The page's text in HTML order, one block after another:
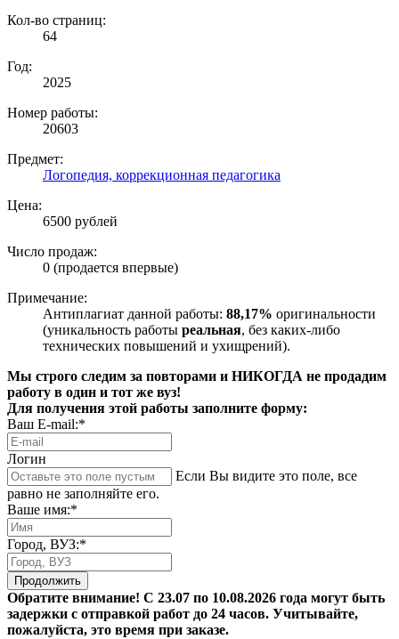
Кол-во страниц:
64
Год:
2025
Номер работы:
20603
Предмет:
Логопедия, коррекционная педагогика
Цена:
6500 рублей
Число продаж:
0 (продается впервые)
Примечание:
Антиплагиат данной работы: 88,17% оригинальности
(уникальность работы реальная, без каких-либо
технических повышений и ухищрений).
Мы строго следим за повторами и НИКОГДА не продадим
работу в один и тот же вуз!
Для получения этой работы заполните форму:
Ваш E-mail:*
Логин
Если Вы видите это поле, все
равно не заполняйте его.
Ваше имя:*
Город, ВУЗ:*
Продолжить
Обратите внимание! С 23.07 по 10.08.2026 года могут быть
задержки с отправкой работ до 24 часов. Учитывайте,
пожалуйста, это время при заказе.